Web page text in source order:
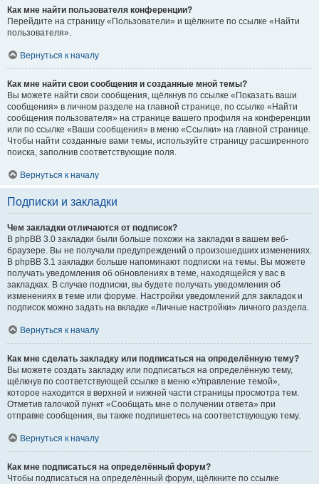
Как мне найти пользователя конференции?
Перейдите на страницу «Пользователи» и щёлкните по ссылке «Найти
пользователя».
Вернуться к началу
Как мне найти свои сообщения и созданные мной темы?
Вы можете найти свои сообщения, щёлкнув по ссылке «Показать ваши
сообщения» в личном разделе на главной странице, по ссылке «Найти
сообщения пользователя» на странице вашего профиля на конференции
или по ссылке «Ваши сообщения» в меню «Ссылки» на главной странице.
Чтобы найти созданные вами темы, используйте страницу расширенного
поиска, заполнив соответствующие поля.
Вернуться к началу
Подписки и закладки
Чем закладки отличаются от подписок?
В phpBB 3.0 закладки были больше похожи на закладки в вашем веб-
браузере. Вы не получали предупреждений о произошедших изменениях.
В phpBB 3.1 закладки больше напоминают подписки на темы. Вы можете
получать уведомления об обновлениях в теме, находящейся у вас в
закладках. В случае подписки, вы будете получать уведомления об
изменениях в теме или форуме. Настройки уведомлений для закладок и
подписок можно задать на вкладке «Личные настройки» личного раздела.
Вернуться к началу
Как мне сделать закладку или подписаться на определённую тему?
Вы можете создать закладку или подписаться на определённую тему,
щёлкнув по соответствующей ссылке в меню «Управление темой»,
которое находится в верхней и нижней части страницы просмотра тем.
Отметив галочкой пункт «Сообщать мне о получении ответа» при
отправке сообщения, вы также подпишетесь на соответствующую тему.
Вернуться к началу
Как мне подписаться на определённый форум?
Чтобы подписаться на определённый форум, щёлкните по ссылке